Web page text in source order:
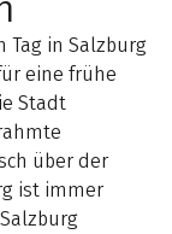
Tag in Salzburg
eine frühe
Stadt
über der
ist immer